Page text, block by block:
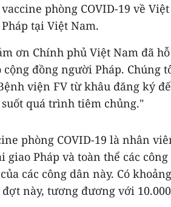
phòng COVID-19 về
tại Việt Nam.
ơn Chính phủ Việt Nam đã
đồng người Pháp. Chúng
viện FV từ khâu đăng ký
quá trình tiêm chủng."
phòng COVID-19 là nhân
Pháp và toàn thể các
các công dân này. Có
này, tương đương với